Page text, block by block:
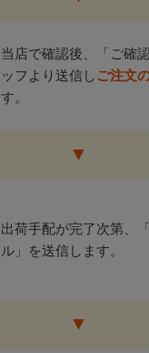
当店で確認後、「ご確
ッフより送信し ご注文
す。
出荷手配が完了次第、
ル」を送信します。